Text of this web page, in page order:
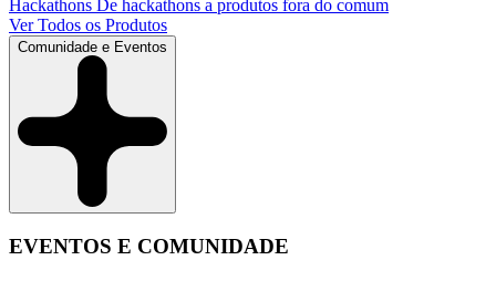
Hackathons De hackathons a produtos fora do comum
Ver Todos os Produtos
Comunidade e Eventos
EVENTOS E COMUNIDADE